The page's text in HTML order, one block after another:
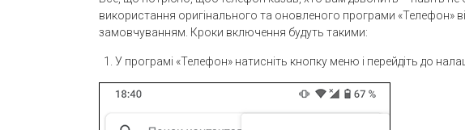
використання оригінального та оновленого програми «Телефон»
замовчуванням. Кроки включення будуть такими:
У програмі «Телефон» натисніть кнопку меню і перейдіть до